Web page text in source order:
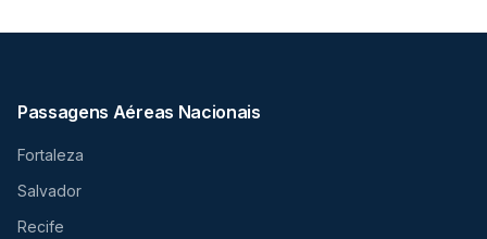
Passagens Aéreas Nacionais
Fortaleza
Salvador
Recife